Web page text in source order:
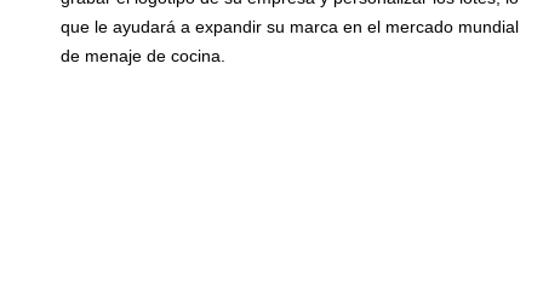
que le ayudará a expandir su marca en el mercado mundial
de menaje de cocina.